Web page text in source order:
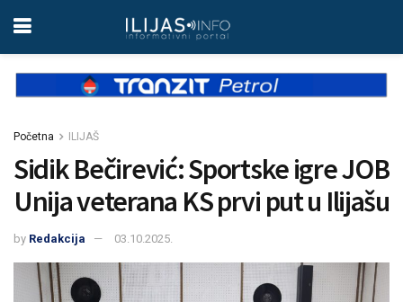
Početna ILIJAŠ
Sidik Bečirević: Sportske igre JOB
Unija veterana KS prvi put u Ilijašu
by Redakcija 03.10.2025.